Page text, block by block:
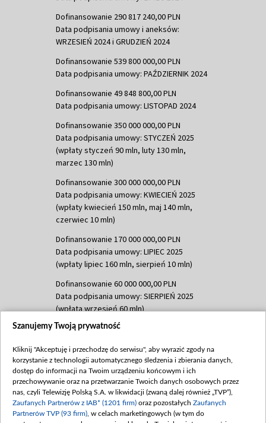
Dofinansowanie 290 817 240,00 PLN
Data podpisania umowy i aneksów:
WRZESIEŃ 2024 i GRUDZIEŃ 2024
Dofinansowanie 539 800 000,00 PLN
Data podpisania umowy: PAŹDZIERNIK 2024
Dofinansowanie 49 848 800,00 PLN
Data podpisania umowy: LISTOPAD 2024
Dofinansowanie 350 000 000,00 PLN
Data podpisania umowy: STYCZEŃ 2025
(wpłaty styczeń 90 mln, luty 130 mln,
marzec 130 mln)
Dofinansowanie 300 000 000,00 PLN
Data podpisania umowy: KWIECIEŃ 2025
(wpłaty kwiecień 150 mln, maj 140 mln,
czerwiec 10 mln)
Dofinansowanie 170 000 000,00 PLN
Data podpisania umowy: LIPIEC 2025
(wpłaty lipiec 160 mln, sierpień 10 mln)
Dofinansowanie 60 000 000,00 PLN
Data podpisania umowy: SIERPIEŃ 2025
(wpłata wrzesień 60 mln)
Dofinansowanie 635 783 051,21 PLN
(wpłata wrzesień 100 mln, październik 350
mln, listopad 265 mln)
Dofinansowanie 48 862 000,00 PLN
Data podpisania umowy: GRUDZIEŃ 2025
(wpłata grudzień 60,548 mln)
Szanujemy Twoją prywatność
Kliknij "Akceptuję i przechodzę do serwisu", aby wyrazić zgody na
korzystanie z technologii automatycznego śledzenia i zbierania danych,
dostęp do informacji na Twoim urządzeniu końcowym i ich
przechowywanie oraz na przetwarzanie Twoich danych osobowych przez
nas, czyli Telewizję Polską S.A. w likwidacji (zwaną dalej również „TVP”),
Zaufanych Partnerów z IAB* (1201 firm) oraz pozostałych Zaufanych
Partnerów TVP (93 firm) , w celach marketingowych (w tym do